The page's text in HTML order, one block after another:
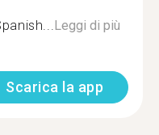
Leggi di più
Scarica la app